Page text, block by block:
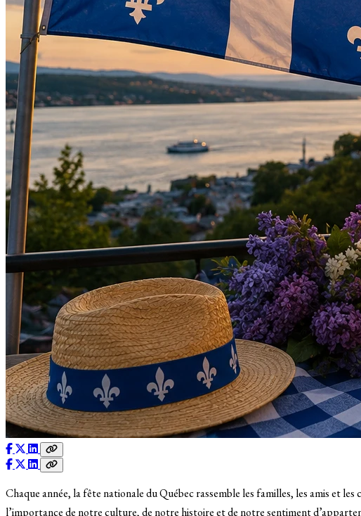
Chaque année, la fête nationale du Québec rassemble les familles, les amis et
l’importance de notre culture, de notre histoire et de notre sentiment